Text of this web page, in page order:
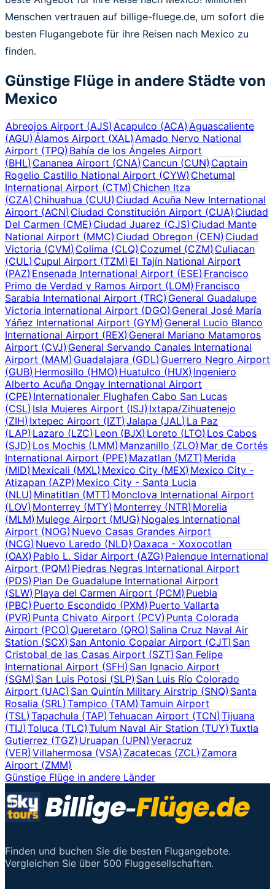
Menschen vertrauen auf billige-fluege.de, um sofort die
besten Flugangebote für ihre Reisen nach Mexico zu
finden.
Günstige Flüge in andere Städte von
Mexico
Abreojos Airport (AJS)Acapulco (ACA)Aguascaliente
(AGU)Álamos Airport (XAL) Amado Nervo National
Airport (TPQ)Bahía de los Ángeles Airport
(BHL)Cananea Airport (CNA) Cancun (CUN)Captain
Rogelio Castillo National Airport (CYW)Chetumal
International Airport (CTM)Chichen Itza
(CZA)Chihuahua (CUU) Ciudad Acuña New International
Airport (ACN)Ciudad Constitución Airport (CUA) Ciudad
Del Carmen (CME)Ciudad Juarez (CJS) Ciudad Mante
National Airport (MMC)Ciudad Obregon (CEN) Ciudad
Victoria (CVM)Colima (CLQ) Cozumel (CZM) Culiacan
(CUL)Cupul Airport (TZM) El Tajín National Airport
(PAZ)Ensenada International Airport (ESE) Francisco
Primo de Verdad y Ramos Airport (LOM)Francisco
Sarabia International Airport (TRC)General Guadalupe
Victoria International Airport (DGO)General José María
Yáñez International Airport (GYM)General Lucio Blanco
International Airport (REX)General Mariano Matamoros
Airport (CVJ)General Servando Canales International
Airport (MAM)Guadalajara (GDL) Guerrero Negro Airport
(GUB)Hermosillo (HMO) Huatulco (HUX) Ingeniero
Alberto Acuña Ongay International Airport
(CPE)Internationaler Flughafen Cabo San Lucas
(CSL)Isla Mujeres Airport (ISJ) Ixtapa/Zihuatenejo
(ZIH)Ixtepec Airport (IZT) Jalapa (JAL) La Paz
(LAP)Lazaro (LZC) Leon (BJX) Loreto (LTO) Los Cabos
(SJD)Los Mochis (LMM) Manzanillo (ZLO) Mar de Cortés
International Airport (PPE)Mazatlan (MZT)Merida
(MID)Mexicali (MXL) Mexico City (MEX) Mexico City -
Atizapan (AZP)Mexico City - Santa Lucia
(NLU)Minatitlan (MTT) Monclova International Airport
(LOV)Monterrey (MTY)Monterrey (NTR) Morelia
(MLM)Mulege Airport (MUG) Nogales International
Airport (NOG)Nuevo Casas Grandes Airport
(NCG)Nuevo Laredo (NLD) Oaxaca - Xoxocotlan
(OAX)Pablo L. Sidar Airport (AZG) Palenque International
Airport (PQM)Piedras Negras International Airport
(PDS)Plan De Guadalupe International Airport
(SLW)Playa del Carmen Airport (PCM) Puebla
(PBC)Puerto Escondido (PXM) Puerto Vallarta
(PVR)Punta Chivato Airport (PCV) Punta Colorada
Airport (PCO)Queretaro (QRO) Salina Cruz Naval Air
Station (SCX)San Antonio Copalar Airport (CJT) San
Cristobal de las Casas Airport (SZT)San Felipe
International Airport (SFH)San Ignacio Airport
(SGM)San Luis Potosi (SLP) San Luis Río Colorado
Airport (UAC)San Quintín Military Airstrip (SNQ) Santa
Rosalia (SRL)Tampico (TAM) Tamuin Airport
(TSL)Tapachula (TAP) Tehuacan Airport (TCN)Tijuana
(TIJ)Toluca (TLC) Tulum Naval Air Station (TUY) Tuxtla
Gutierrez (TGZ)Uruapan (UPN) Veracruz
(VER)Villahermosa (VSA) Zacatecas (ZCL)Zamora
Airport (ZMM)
Günstige Flüge in andere Länder
Finden und buchen Sie die besten Flugangebote.
Vergleichen Sie über 500 Fluggesellschaften.